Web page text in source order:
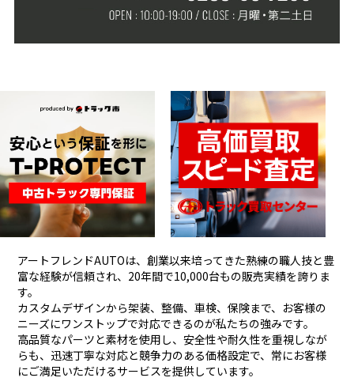
アートフレンドAUTOは、創業以来培ってきた熟練の職人技と豊
富な経験が信頼され、 20年間で10,000台もの販売実績を誇りま
す。
カスタムデザインから架装、整備、車検、保険まで、お客様の
ニーズにワンストップで対応できるのが私たちの強みです。
高品質なパーツと素材を使用し、安全性や耐久性を重視しなが
らも、 迅速丁寧な対応と競争力のある価格設定で、常にお客様
にご満足いただけるサービスを提供しています。